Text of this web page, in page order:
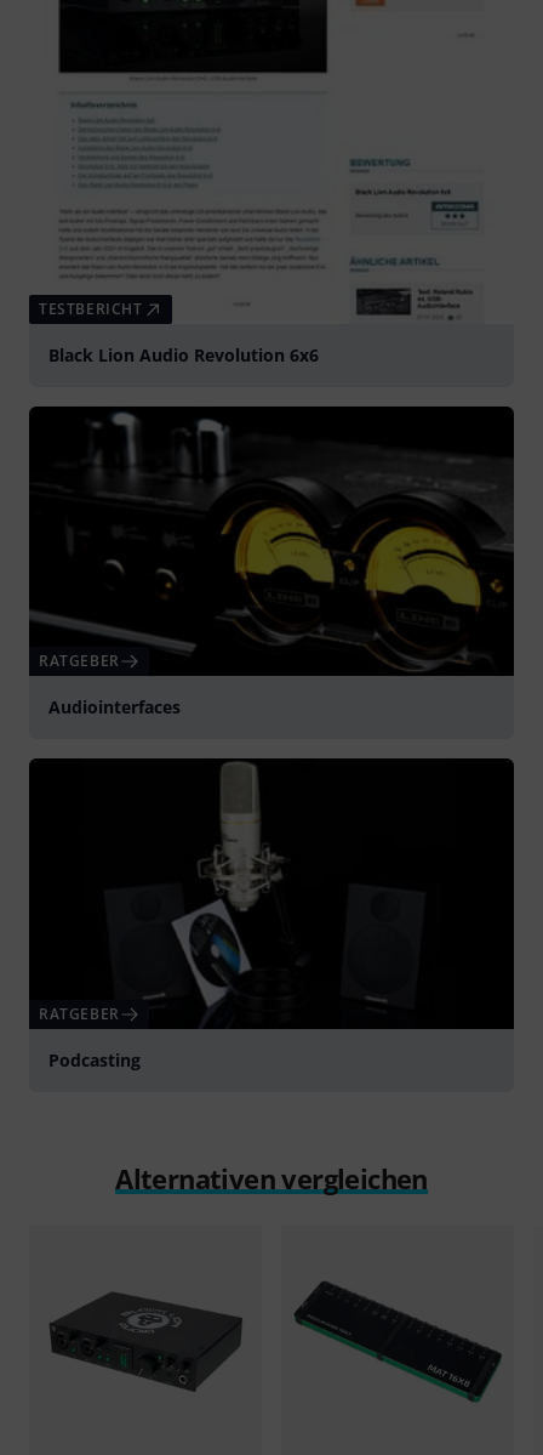
TESTBERICHT
Black Lion Audio Revolution 6x6
RATGEBER
Audiointerfaces
RATGEBER
Podcasting
Alternativen vergleichen